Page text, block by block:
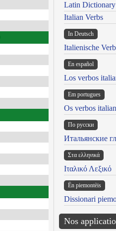
Latin Dictionary
Italian Verbs
In Deutsch
Italienische
En español
Los verbos
Em portugues
Os verbos
По русски
Итальянские
Στα ελληνικά
Ιταλικό Λεξικό
Ën piemontèis
Dissionari
Nos